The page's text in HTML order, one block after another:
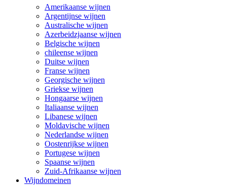
Amerikaanse wijnen
Argentijnse wijnen
Australische wijnen
Azerbeidzjaanse wijnen
Belgische wijnen
chileense wijnen
Duitse wijnen
Franse wijnen
Georgische wijnen
Griekse wijnen
Hongaarse wijnen
Italiaanse wijnen
Libanese wijnen
Moldavische wijnen
Nederlandse wijnen
Oostenrijkse wijnen
Portugese wijnen
Spaanse wijnen
Zuid-Afrikaanse wijnen
Wijndomeinen